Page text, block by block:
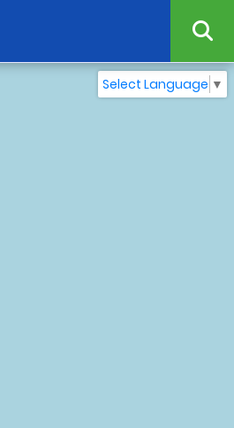
Select Language ▼